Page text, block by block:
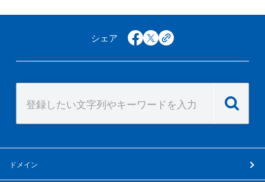
シェア facebook
x copy
ドメイン